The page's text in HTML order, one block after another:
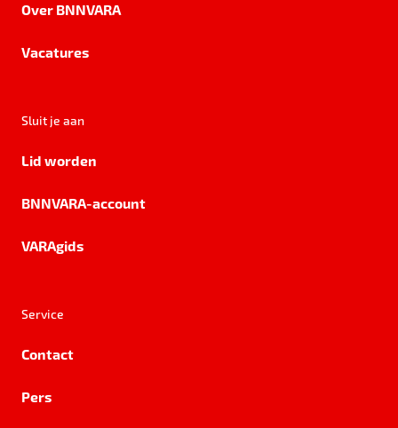
Over BNNVARA
Vacatures
Sluit je aan
Lid worden
BNNVARA-account
VARAgids
Service
Contact
Pers